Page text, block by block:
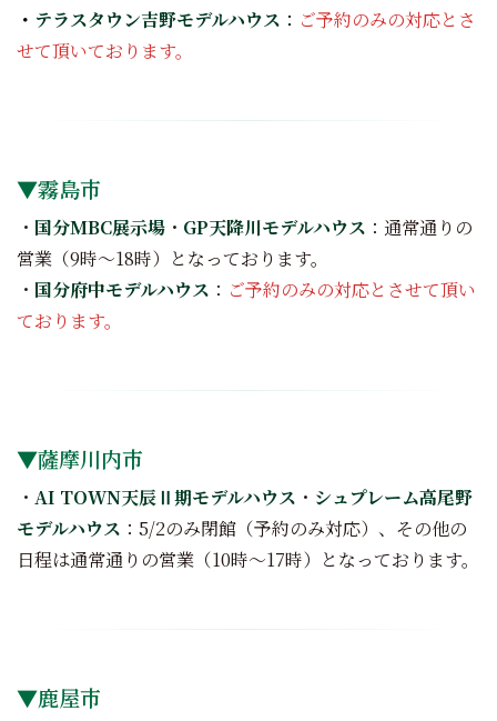
・ テラスタウン吉野モデルハウス ： ご予約のみの対応とさ
せて頂いております。
▼霧島市
・ 国分MBC展示場 ・ GP天降川モデルハウス ：通常通りの
営業（9時～18時）となっております。
・ 国分府中モデルハウス ： ご予約のみの対応とさせて頂い
ております。
▼薩摩川内市
・ AI TOWN天辰Ⅱ期モデルハウス ・ シュプレーム高尾野
モデルハウス ：5/2のみ閉館（予約のみ対応）、その他の
日程は通常通りの営業（10時～17時）となっております。
▼鹿屋市